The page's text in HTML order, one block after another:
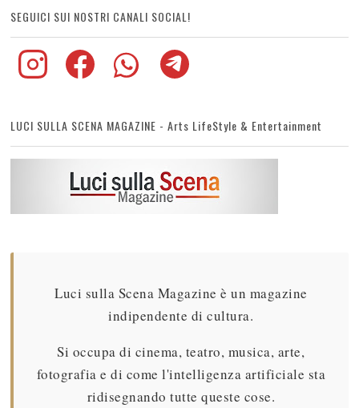
SEGUICI SUI NOSTRI CANALI SOCIAL!
LUCI SULLA SCENA MAGAZINE - Arts LifeStyle & Entertainment
Luci sulla Scena Magazine è un magazine
indipendente di cultura.
Si occupa di cinema, teatro, musica, arte,
fotografia e di come l'intelligenza artificiale sta
ridisegnando tutte queste cose.